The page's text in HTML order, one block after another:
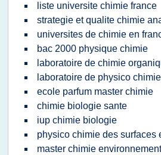
liste universite chimie france
strategie et qualite chimie
universites de chimie en
bac 2000 physique chimie
laboratoire de chimie
laboratoire de physico
ecole parfum master chimie
chimie biologie sante
iup chimie biologie
physico chimie des surfaces
master chimie